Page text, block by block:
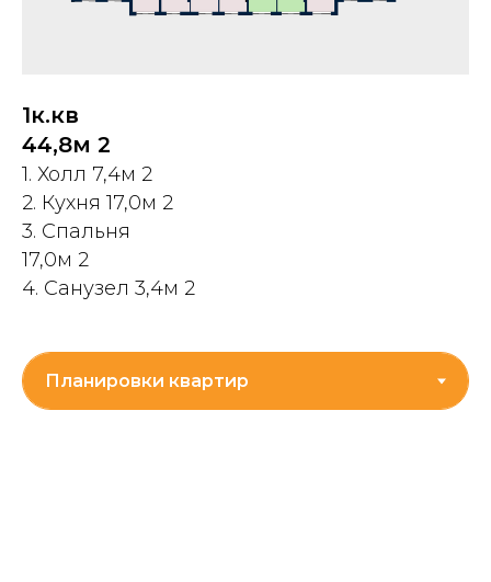
1к.кв
44,8м 2
1. Холл 7,4м 2
2. Кухня 17,0м 2
3. Спальня
17,0м 2
4. Санузел 3,4м 2